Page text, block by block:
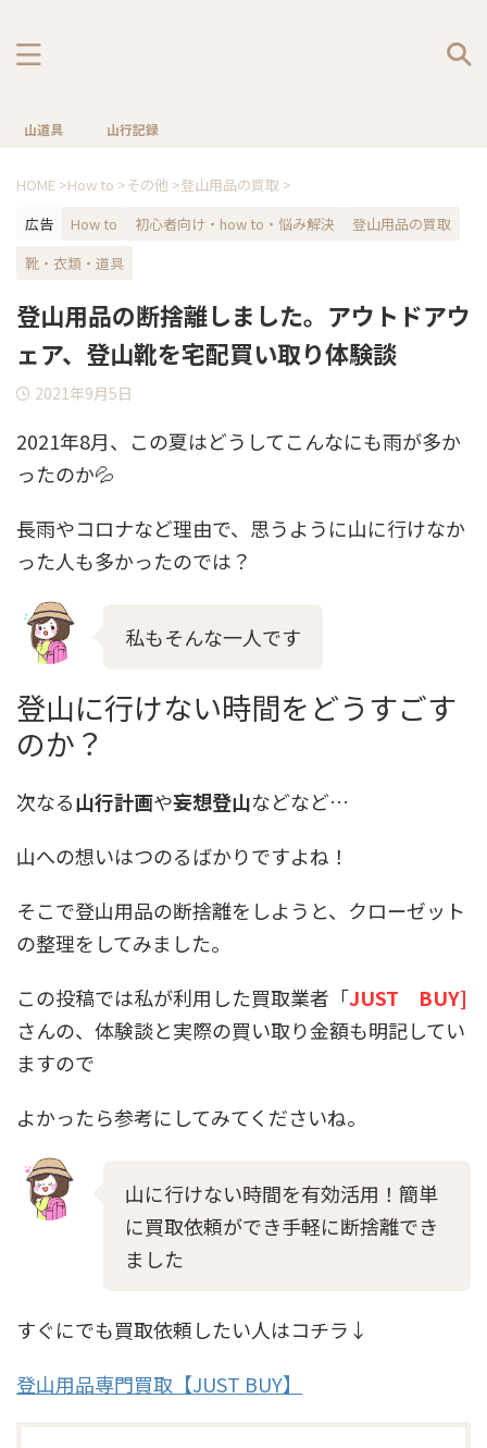
山道具 山行記録
HOME >How to >その他 >登山用品の買取 >
広告
How to 初心者向け・how to・悩み解決
登山用品の買取
靴・衣類・道具
登山用品の断捨離しました。アウトドアウ
ェア、登山靴を宅配買い取り体験談
2021年9月5日
2021年8月、この夏はどうしてこんなにも雨が多か
ったのか💦
長雨やコロナなど理由で、思うように山に行けなか
った人も多かったのでは？
私もそんな一人です
登山に行けない時間をどうすごす
のか？
次なる山行計画や妄想登山などなど…
山への想いはつのるばかりですよね！
そこで登山用品の断捨離をしようと、クローゼット
の整理をしてみました。
この投稿では私が利用した買取業者「JUST BUY]
さんの、体験談と実際の買い取り金額も明記してい
ますので
よかったら参考にしてみてくださいね。
山に行けない時間を有効活用！簡単
に買取依頼ができ手軽に断捨離でき
ました
すぐにでも買取依頼したい人はコチラ↓
登山用品専門買取【JUST BUY】